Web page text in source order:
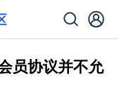
员协议并不允